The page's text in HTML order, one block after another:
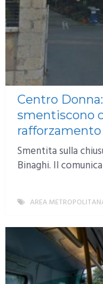
Centro
smentiscono
rafforzamento
Smentita sulla
Binaghi. Il
AREA